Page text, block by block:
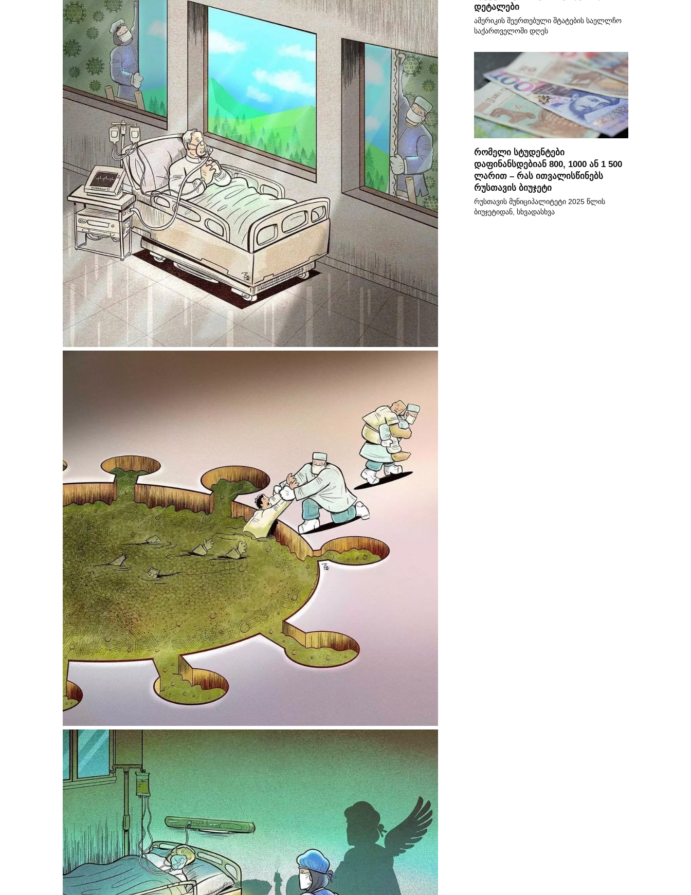
დეტალები
ამერიკის შეერთებული შტატების საელლჩო
საქართველოში დღეს
რომელი სტუდენტები
დაფინანსდებიან 800, 1000 ან 1 500
ლარით – რას ითვალისწინებს
რუსთავის ბიუჯეტი
რუსთავის მუნიციპალიტეტი 2025 წლის
ბიუჯეტიდან, სხვადასხვა